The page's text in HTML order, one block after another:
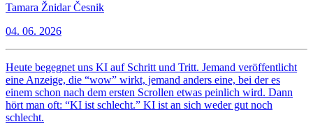
Tamara Žnidar Česnik
04. 06. 2026
Heute begegnet uns KI auf Schritt und Tritt. Jemand veröffentlicht
eine Anzeige, die “wow” wirkt, jemand anders eine, bei der es
einem schon nach dem ersten Scrollen etwas peinlich wird. Dann
hört man oft: “KI ist schlecht.” KI ist an sich weder gut noch
schlecht.